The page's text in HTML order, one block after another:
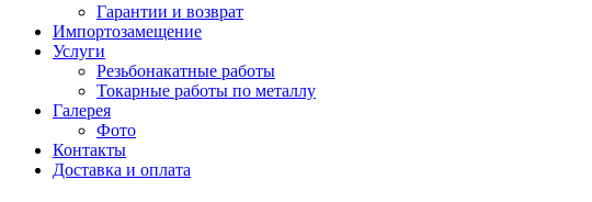
Гарантии и возврат
Импортозамещение
Услуги
Резьбонакатные работы
Токарные работы по металлу
Галерея
Фото
Контакты
Доставка и оплата